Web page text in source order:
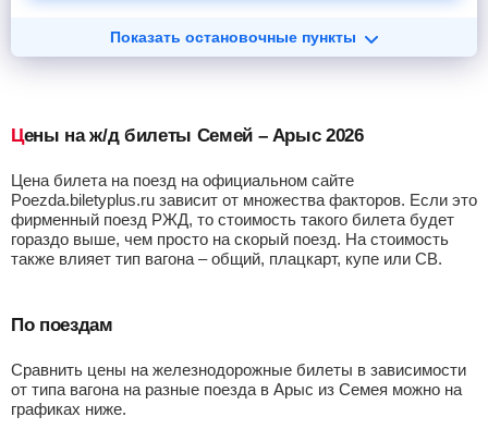
Показать остановочные пункты
Цены на ж/д билеты Семей – Арыс 2026
Цена билета на поезд на официальном сайте
Poezda.biletyplus.ru зависит от множества факторов. Если это
фирменный поезд РЖД, то стоимость такого билета будет
гораздо выше, чем просто на скорый поезд. На стоимость
также влияет тип вагона – общий, плацкарт, купе или СВ.
По поездам
Сравнить цены на железнодорожные билеты в зависимости
от типа вагона на разные поезда в Арыс из Семея можно на
графиках ниже.